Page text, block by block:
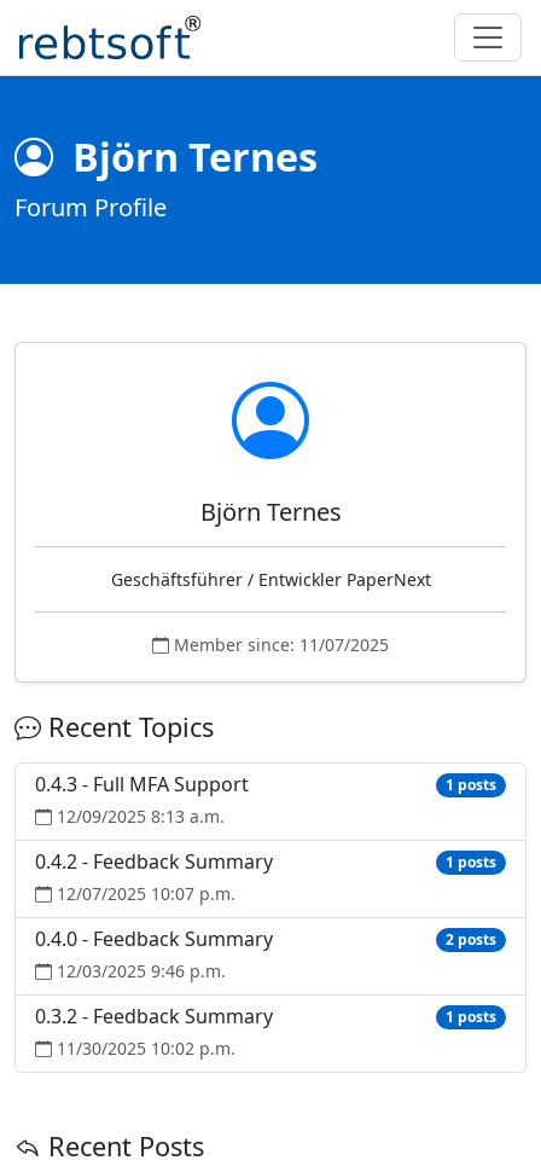
Björn Ternes
Forum Profile
Björn Ternes
Geschäftsführer / Entwickler PaperNext
Member since: 11/07/2025
Recent Topics
0.4.3 - Full MFA Support
12/09/2025 8:13 a.m.
1 posts
0.4.2 - Feedback Summary
12/07/2025 10:07 p.m.
1 posts
0.4.0 - Feedback Summary
12/03/2025 9:46 p.m.
2 posts
0.3.2 - Feedback Summary
11/30/2025 10:02 p.m.
1 posts
Recent Posts